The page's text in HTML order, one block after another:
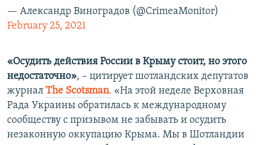
— Александр Виноградов (@CrimeaMonitor)
February 25, 2021
«Осудить действия России в Крыму стоит, но этого
недостаточно», – цитирует шотландских депутатов
журнал The Scotsman. «На этой неделе Верховная
Рада Украины обратилась к международному
сообществу с призывом не забывать и осудить
незаконную оккупацию Крыма. Мы в Шотландии